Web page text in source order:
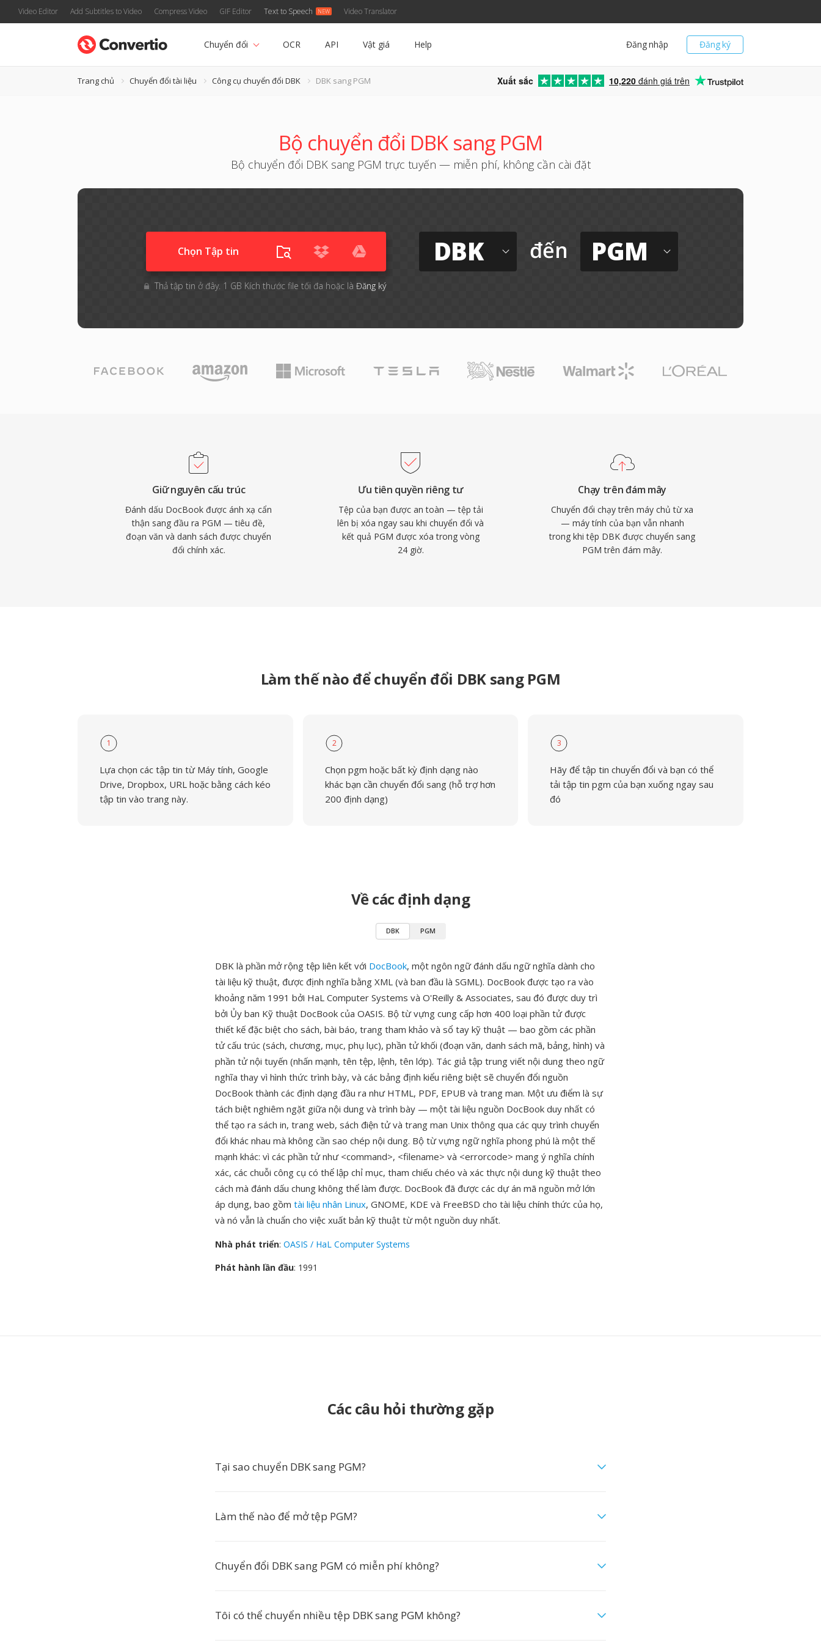
Video Editor Add Subtitles to Video Compress Video GIF Editor Text to Speech Video Translator
Đăng ký
Đăng nhập
Chuyển đổi OCR API Vật giá Help
Trang chủ Chuyển đổi tài liệu Công cụ chuyển đổi DBK DBK sang PGM Xuất sắc 10,220 đánh giá trên
Bộ chuyển đổi DBK sang PGM
Bộ chuyển đổi DBK sang PGM trực tuyến — miễn phí, không cần cài đặt
Chọn Tập tin
Thả tập tin ở đây. 1 GB Kích thước file tối đa hoặc là Đăng ký
DBK đến PGM
Giữ nguyên cấu trúc
Đánh dấu DocBook được ánh xạ cẩn
thận sang đầu ra PGM — tiêu đề,
đoạn văn và danh sách được chuyển
đổi chính xác.
Ưu tiên quyền riêng tư
Tệp của bạn được an toàn — tệp tải
lên bị xóa ngay sau khi chuyển đổi và
kết quả PGM được xóa trong vòng
24 giờ.
Chạy trên đám mây
Chuyển đổi chạy trên máy chủ từ xa
— máy tính của bạn vẫn nhanh
trong khi tệp DBK được chuyển sang
PGM trên đám mây.
Làm thế nào để chuyển đổi DBK sang PGM
1
Lựa chọn các tập tin từ Máy tính, Google
Drive, Dropbox, URL hoặc bằng cách kéo
tập tin vào trang này.
2
Chọn pgm hoặc bất kỳ định dạng nào
khác bạn cần chuyển đổi sang (hỗ trợ hơn
200 định dạng)
3
Hãy để tập tin chuyển đổi và bạn có thể
tải tập tin pgm của bạn xuống ngay sau
đó
Về các định dạng
DBK PGM
DBK là phần mở rộng tệp liên kết với DocBook, một ngôn ngữ đánh dấu ngữ nghĩa dành cho
tài liệu kỹ thuật, được định nghĩa bằng XML (và ban đầu là SGML). DocBook được tạo ra vào
khoảng năm 1991 bởi HaL Computer Systems và O'Reilly & Associates, sau đó được duy trì
bởi Ủy ban Kỹ thuật DocBook của OASIS. Bộ từ vựng cung cấp hơn 400 loại phần tử được
thiết kế đặc biệt cho sách, bài báo, trang tham khảo và sổ tay kỹ thuật — bao gồm các phần
tử cấu trúc (sách, chương, mục, phụ lục), phần tử khối (đoạn văn, danh sách mã, bảng, hình) và
phần tử nội tuyến (nhấn mạnh, tên tệp, lệnh, tên lớp). Tác giả tập trung viết nội dung theo ngữ
nghĩa thay vì hình thức trình bày, và các bảng định kiểu riêng biệt sẽ chuyển đổi nguồn
DocBook thành các định dạng đầu ra như HTML, PDF, EPUB và trang man. Một ưu điểm là sự
tách biệt nghiêm ngặt giữa nội dung và trình bày — một tài liệu nguồn DocBook duy nhất có
thể tạo ra sách in, trang web, sách điện tử và trang man Unix thông qua các quy trình chuyển
đổi khác nhau mà không cần sao chép nội dung. Bộ từ vựng ngữ nghĩa phong phú là một thế
mạnh khác: vì các phần tử như <command>, <filename> và <errorcode> mang ý nghĩa chính
xác, các chuỗi công cụ có thể lập chỉ mục, tham chiếu chéo và xác thực nội dung kỹ thuật theo
cách mà đánh dấu chung không thể làm được. DocBook đã được các dự án mã nguồn mở lớn
áp dụng, bao gồm tài liệu nhân Linux, GNOME, KDE và FreeBSD cho tài liệu chính thức của họ,
và nó vẫn là chuẩn cho việc xuất bản kỹ thuật từ một nguồn duy nhất.
Nhà phát triển: OASIS / HaL Computer Systems
Phát hành lần đầu: 1991
Các câu hỏi thường gặp
Tại sao chuyển DBK sang PGM?
Làm thế nào để mở tệp PGM?
Chuyển đổi DBK sang PGM có miễn phí không?
Tôi có thể chuyển nhiều tệp DBK sang PGM không?